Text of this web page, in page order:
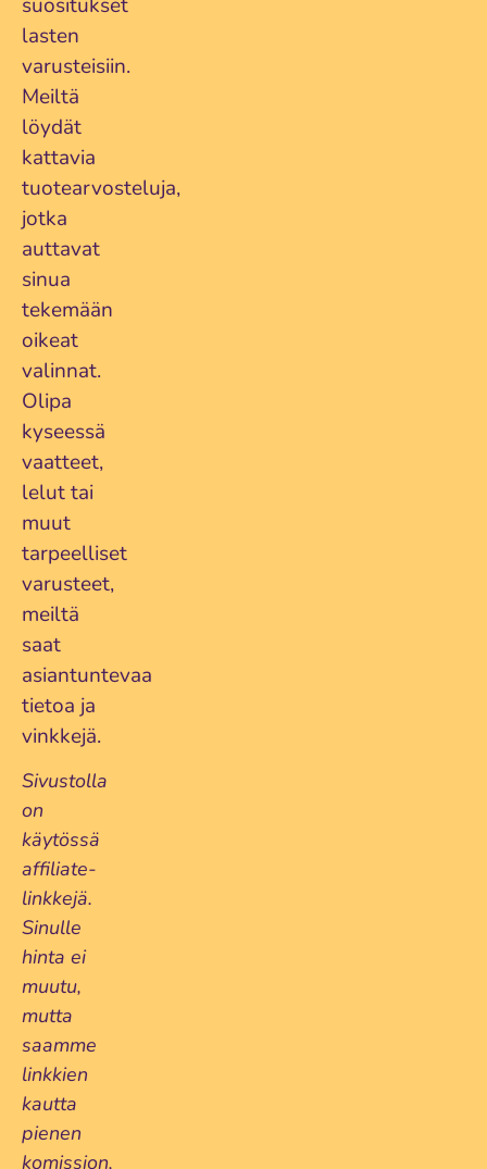
lasten
varusteisiin.
Meiltä
löydät
kattavia
tuotearvosteluja,
jotka
auttavat
sinua
tekemään
oikeat
valinnat.
Olipa
kyseessä
vaatteet,
lelut tai
muut
tarpeelliset
varusteet,
meiltä
saat
asiantuntevaa
tietoa ja
vinkkejä.
Sivustolla
on
käytössä
affiliate-
linkkejä.
Sinulle
hinta ei
muutu,
mutta
saamme
linkkien
kautta
pienen
komission,